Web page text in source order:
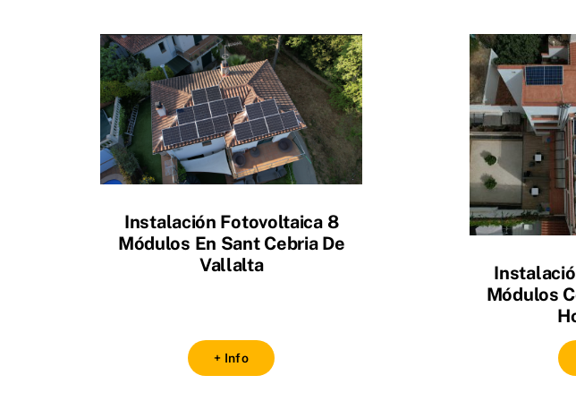
Instalación Fotovoltaica 8
Módulos En Sant Cebria De
Vallalta
+ Info
Módulos